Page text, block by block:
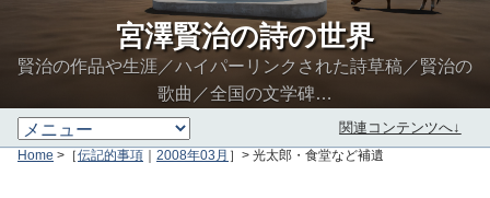
宮澤賢治の詩の世界
賢治の作品や生涯／ハイパーリンクされた詩草稿／賢治の
歌曲／全国の文学碑…
関連コンテンツへ↓
Home >［伝記的事項 ｜ 2008年03月 ］> 光太郎・食堂など補遺